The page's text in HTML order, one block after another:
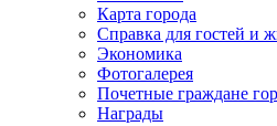
Карта города
Справка для гостей и
Экономика
Фотогалерея
Почетные граждане
Награды